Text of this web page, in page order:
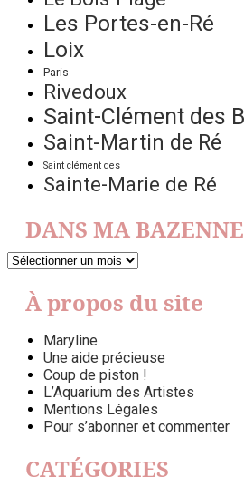
Les Portes-en-Ré
Loix
Paris
Rivedoux
Saint-Clément des
Saint-Martin de Ré
Saint clément des
Sainte-Marie de Ré
DANS MA
DANS
BAZENNE
(ARCHIVES)
À propos du site
Maryline
Une aide précieuse
Coup de piston !
L’Aquarium des Artistes
Mentions Légales
Pour s’abonner et commenter
CATÉGORIES